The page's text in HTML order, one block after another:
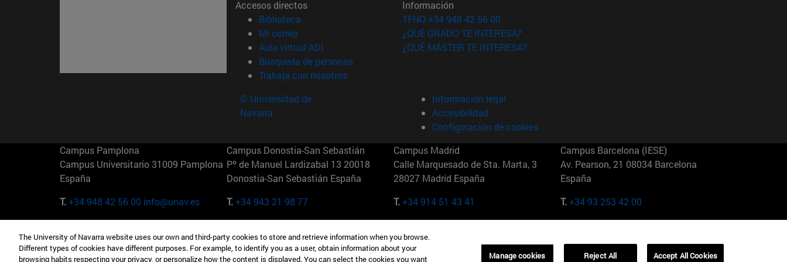
Accesos directos
Biblioteca (abre en nueva ventana)
Mi correo(abre en nueva ventana)
Aula virtual ADI (abre en nueva ventana)
Búsqueda de personas(abre en nueva ventana)
Trabaja con nosotros(abre en nueva ventana)
Información
TFNO +34 948 42 56 00
¿QUÉ GRADO TE INTERESA?
¿QUÉ MÁSTER TE INTERESA?
© Universidad de
Navarra
Información legal
Accesibilidad
Configuración de cookies
Campus Pamplona
Campus Universitario 31009 Pamplona
España
T.+34 948 42 56 00 info@unav.es
Campus Donostia-San Sebastián
Pº de Manuel Lardizabal 13 20018
Donostia-San Sebastián España
T.+34 943 21 98 77
Campus Madrid
Calle Marquesado de Sta. Marta, 3
28027 Madrid España
T.+34 914 51 43 41
Campus Barcelona (IESE)
Av. Pearson, 21 08034 Barcelona
España
T.+34 93 253 42 00
Camino del Cerro Águila 3 28023
Madrid España
165 W 57th St 10019-2201 Nueva York
EE.UU
Maria-Theresia-Straße 15 81675
Múnich Alemania
01321001 Bela Vista Brasil
The University of Navarra website uses our own and third-party cookies to store and retrieve information when you browse.
Different types of cookies have different purposes. For example, to identify you as a user, obtain information about your
browsing habits respecting your privacy, or personalize how the content is displayed. You can select the cookies you want
Manage cookies Reject All Accept All Cookies